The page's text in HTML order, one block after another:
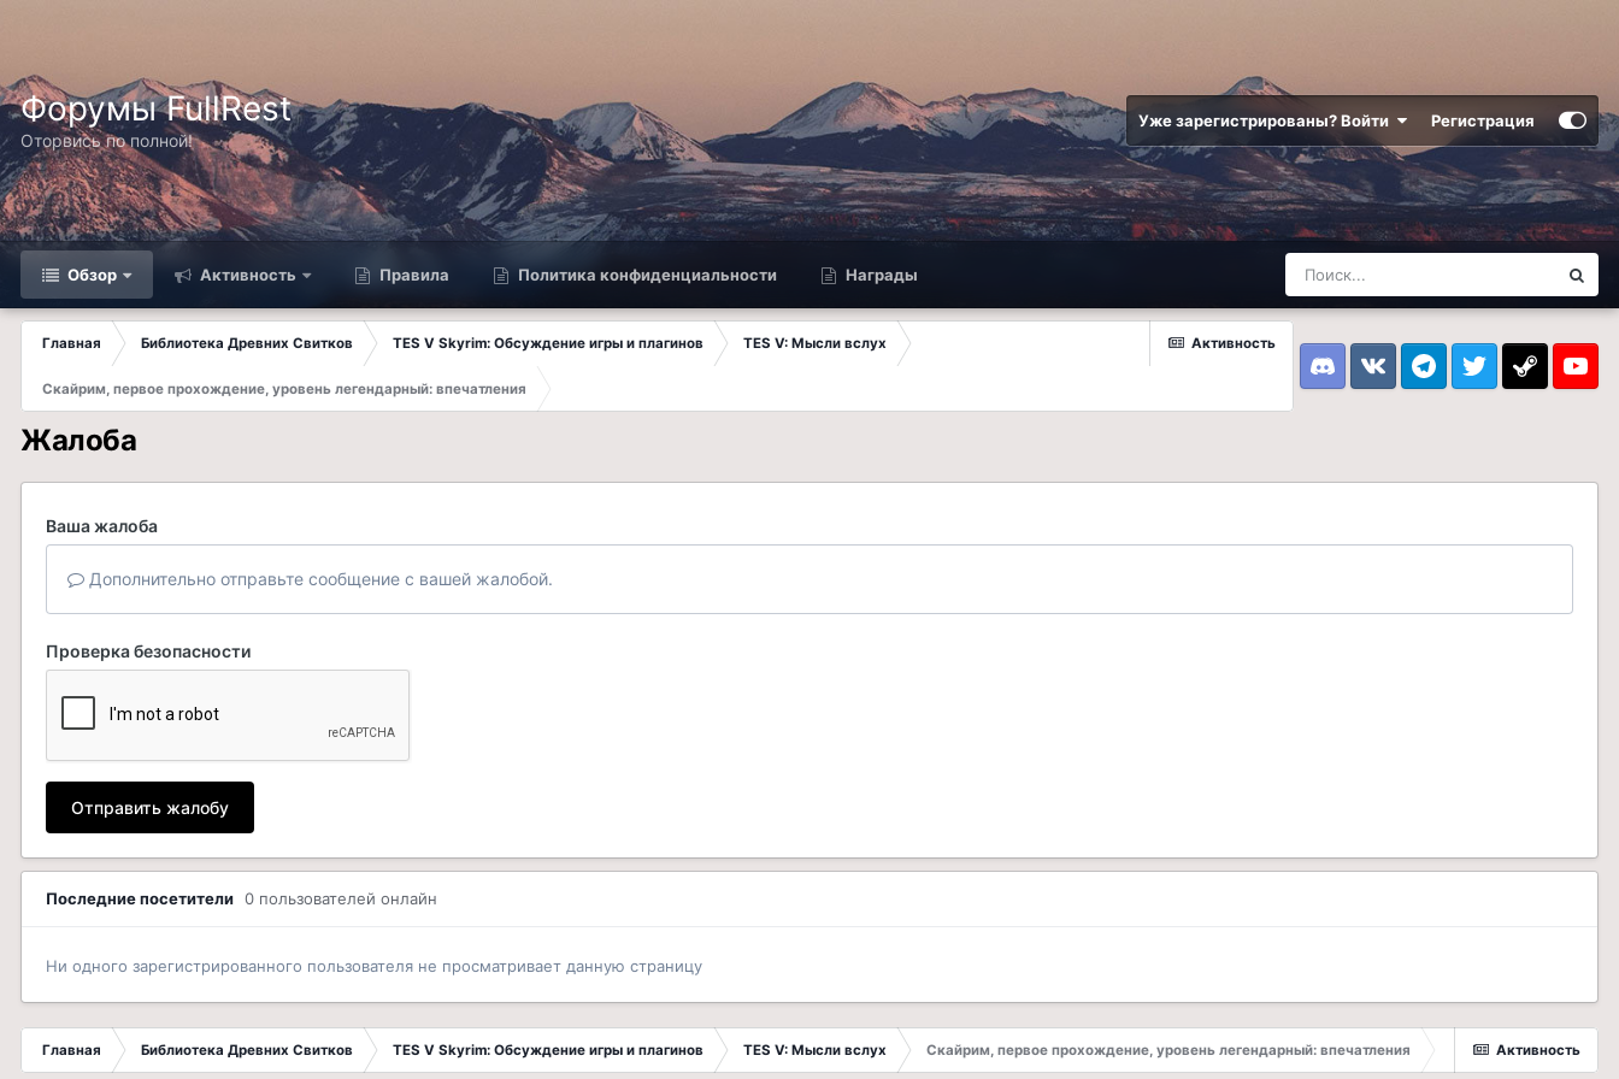
Форумы FullRest
Оторвись по полной!
Уже зарегистрированы? Войти Регистрация
Обзор Активность Правила Политика конфиденциальности Награды
Активность
Главная Библиотека Древних Свитков TES V Skyrim: Обсуждение игры и плагинов TES V: Мысли вслух
Скайрим, первое прохождение, уровень легендарный: впечатления DiscordVK TelegramTwitter Steam
Жалоба
Ваша жалоба
Дополнительно отправьте сообщение с вашей жалобой.
Проверка безопасности
Отправить жалобу
Последние посетители 0 пользователей онлайн
Ни одного зарегистрированного пользователя не просматривает данную страницу
Активность
Главная Библиотека Древних Свитков TES V Skyrim: Обсуждение игры и плагинов TES V: Мысли вслух Скайрим, первое прохождение, уровень легендарный: впечатления